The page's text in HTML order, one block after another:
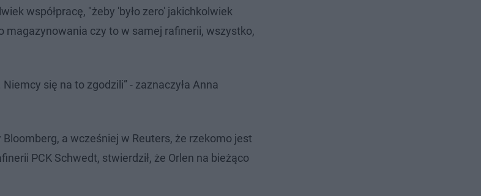
współpracę, "żeby 'było zero' jakichkolwiek
magazynowania czy to w samej rafinerii, wszystko,
się na to zgodzili” - zaznaczyła Anna
a wcześniej w Reuters, że rzekomo jest
PCK Schwedt, stwierdził, że Orlen na bieżąco